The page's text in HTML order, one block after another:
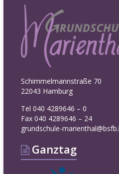
Schimmelmannstraße 70
22043 Hamburg
Tel 040 4289646 – 0
Fax 040 4289646 – 24
grundschule-
Ganztag